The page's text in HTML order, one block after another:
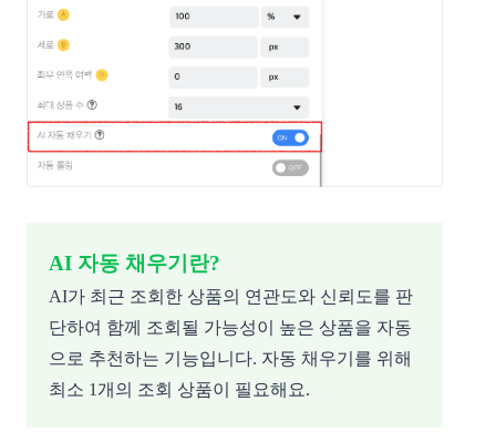
AI 자동 채우기란?
AI가 최근 조회한 상품의 연관도와 신뢰도를 판
단하여 함께 조회될 가능성이 높은 상품을 자동
으로 추천하는 기능입니다. 자동 채우기를 위해
최소 1개의 조회 상품이 필요해요.